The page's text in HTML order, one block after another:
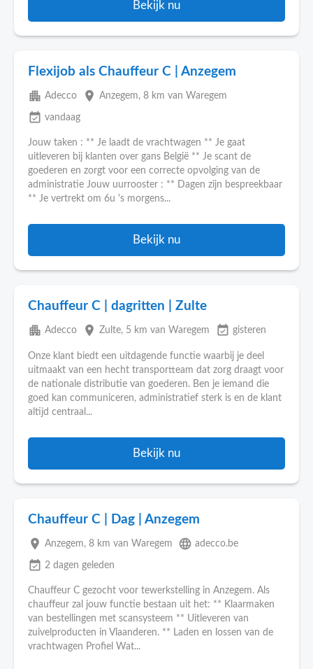
Bekijk nu
Flexijob als Chauffeur C | Anzegem
apartment Adecco place Anzegem, 8 km van Waregem
event_available vandaag
Jouw taken : ** Je laadt de vrachtwagen ** Je gaat
uitleveren bij klanten over gans België ** Je scant de
goederen en zorgt voor een correcte opvolging van de
administratie Jouw uurrooster : ** Dagen zijn bespreekbaar
** Je vertrekt om 6u 's morgens...
Bekijk nu
Chauffeur C | dagritten | Zulte
apartment Adecco place Zulte, 5 km van Waregem event_available gisteren
Onze klant biedt een uitdagende functie waarbij je deel
uitmaakt van een hecht transportteam dat zorg draagt voor
de nationale distributie van goederen. Ben je iemand die
goed kan communiceren, administratief sterk is en de klant
altijd centraal...
Bekijk nu
Chauffeur C | Dag | Anzegem
place Anzegem, 8 km van Waregem language adecco.be
event_available 2 dagen geleden
Chauffeur C gezocht voor tewerkstelling in Anzegem. Als
chauffeur zal jouw functie bestaan uit het: ** Klaarmaken
van bestellingen met scansysteem ** Uitleveren van
zuivelproducten in Vlaanderen. ** Laden en lossen van de
vrachtwagen Profiel Wat...